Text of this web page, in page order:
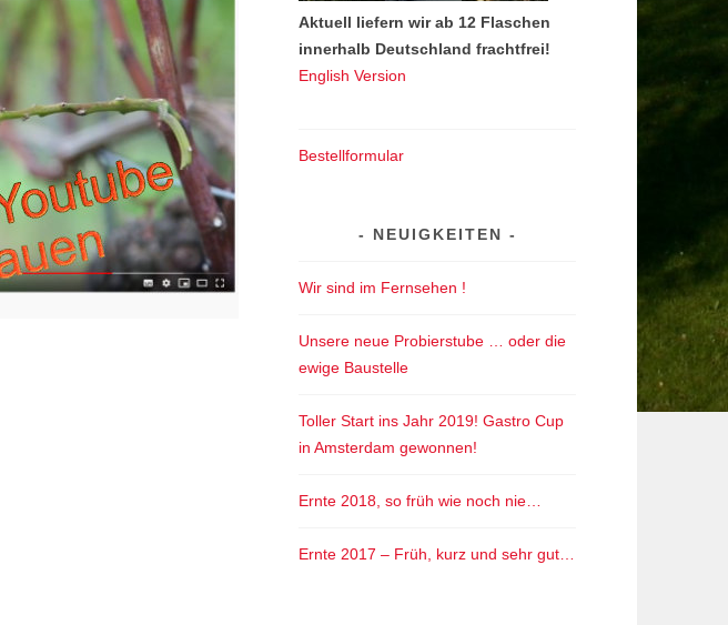
Aktuell liefern wir ab 12 Flaschen
innerhalb Deutschland frachtfrei!
English Version
Bestellformular
NEUIGKEITEN
Wir sind im Fernsehen !
Unsere neue Probierstube … oder die
ewige Baustelle
Toller Start ins Jahr 2019! Gastro Cup
in Amsterdam gewonnen!
Ernte 2018, so früh wie noch nie…
Ernte 2017 – Früh, kurz und sehr gut…